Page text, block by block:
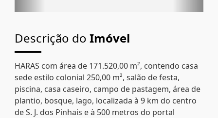
Descrição do Imóvel
HARAS com área de 171.520,00 m², contendo casa
sede estilo colonial 250,00 m², salão de festa,
piscina, casa caseiro, campo de pastagem, área de
plantio, bosque, lago, localizada à 9 km do centro
de S. J. dos Pinhais e à 500 metros do portal